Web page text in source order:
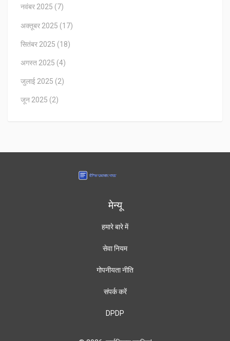
नवंबर 2025 (7)
अक्तूबर 2025 (17)
सितंबर 2025 (18)
अगस्त 2025 (4)
जुलाई 2025 (2)
जून 2025 (2)
मेन्यू
हमारे बारे में
सेवा नियम
गोपनीयता नीति
संपर्क करें
DPDP